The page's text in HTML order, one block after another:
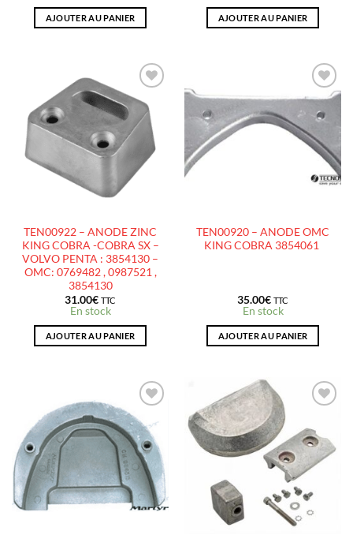
AJOUTER AU PANIER AJOUTER AU PANIER
AJOUTER
À LA
LISTE
D’ENVIES
TEN00922 – ANODE ZINC
KING COBRA -COBRA SX –
VOLVO PENTA : 3854130 –
OMC: 0769482 , 0987521 ,
3854130
31.00€ TTC
En stock
AJOUTER AU PANIER
AJOUTER
À LA
LISTE
D’ENVIES
TEN00920 – ANODE OMC
KING COBRA 3854061
35.00€ TTC
En stock
AJOUTER AU PANIER
AJOUTER
À LA
LISTE
D’ENVIES
AJOUTER
À LA
LISTE
D’ENVIES